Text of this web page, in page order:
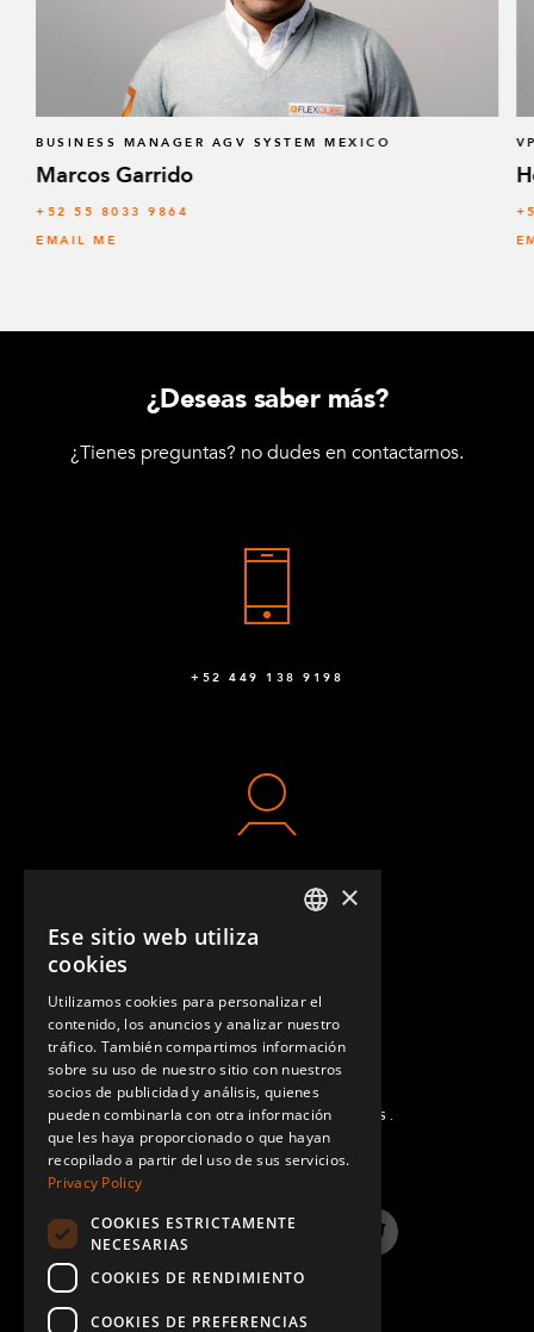
BUSINESS MANAGER AGV SYSTEM MEXICO
Marcos Garrido
+52 55 8033 9864
EMAIL ME
¿Deseas saber más?
¿Tienes preguntas? no dudes en contactarnos.
+52 449 138 9198
CONTACTO
PREGUNTAS MÁS FRECUENTES.
LinkedIn InstagramTwitter
×
Ese sitio web utiliza
cookies
Utilizamos cookies para personalizar el
contenido, los anuncios y analizar nuestro
tráfico. También compartimos información
sobre su uso de nuestro sitio con nuestros
socios de publicidad y análisis, quienes
pueden combinarla con otra información
que les haya proporcionado o que hayan
recopilado a partir del uso de sus servicios.
Privacy Policy
COOKIES ESTRICTAMENTE
NECESARIAS
COOKIES DE RENDIMIENTO
COOKIES DE PREFERENCIAS